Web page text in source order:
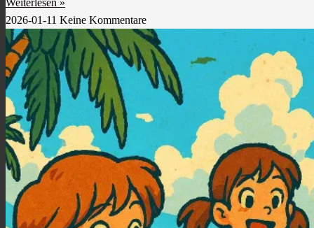
Weiterlesen »
2026-01-11 Keine Kommentare